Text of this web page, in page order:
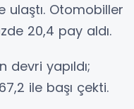
ulaştı. Otomobiller
20,4 pay aldı.
devri yapıldı;
ile başı çekti.